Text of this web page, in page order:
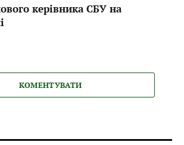
керівника СБУ на
КОМЕНТУВАТИ